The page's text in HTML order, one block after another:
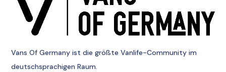
Vans Of Germany ist die größte Vanlife-Community im
deutschsprachigen Raum.